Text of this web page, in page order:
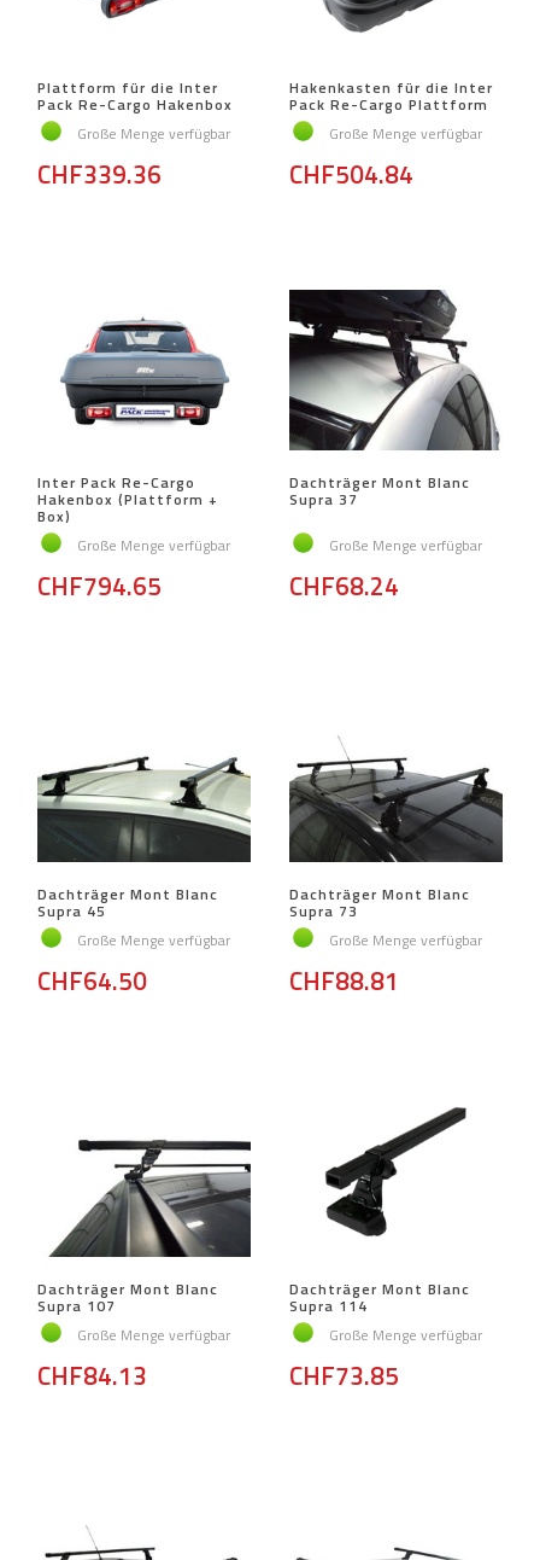
Plattform für die Inter
Pack Re-Cargo Hakenbox
Große Menge verfügbar
CHF339.36
Hakenkasten für die Inter
Pack Re-Cargo Plattform
Große Menge verfügbar
CHF504.84
Inter Pack Re-Cargo
Hakenbox (Plattform +
Box)
Große Menge verfügbar
CHF794.65
Dachträger Mont Blanc
Supra 37
Große Menge verfügbar
CHF68.24
Dachträger Mont Blanc
Supra 45
Große Menge verfügbar
CHF64.50
Dachträger Mont Blanc
Supra 73
Große Menge verfügbar
CHF88.81
Dachträger Mont Blanc
Supra 107
Große Menge verfügbar
CHF84.13
Dachträger Mont Blanc
Supra 114
Große Menge verfügbar
CHF73.85